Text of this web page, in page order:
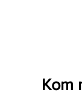
Kom